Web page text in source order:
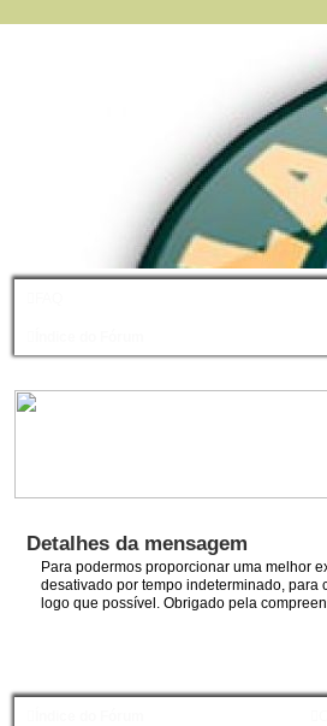
Detalhes da mensagem
Para podermos proporcionar uma melhor
desativado por tempo indeterminado, para
logo que possível. Obrigado pela